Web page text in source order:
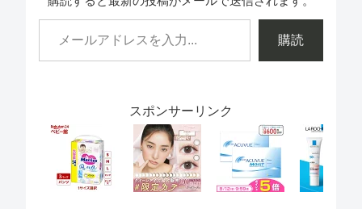
購読
スポンサーリンク